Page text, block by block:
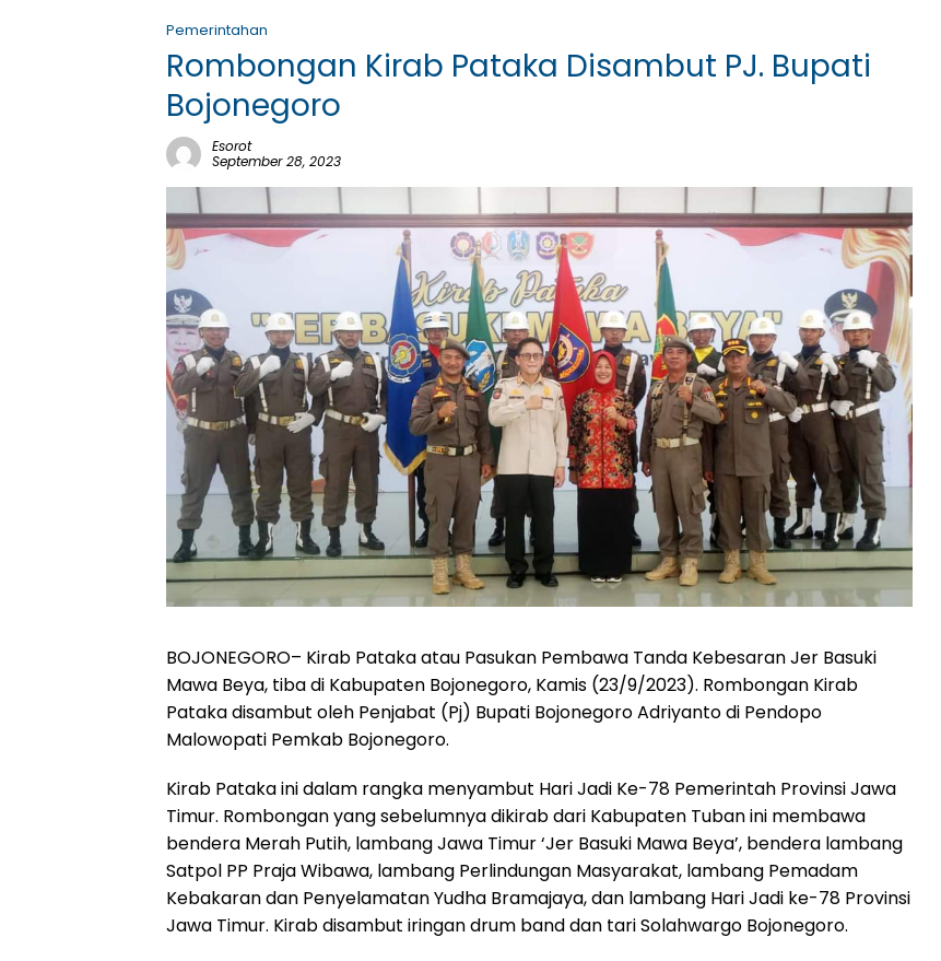
Pemerintahan
Rombongan Kirab Pataka Disambut PJ. Bupati
Bojonegoro
Esorot
September 28, 2023
BOJONEGORO– Kirab Pataka atau Pasukan Pembawa Tanda Kebesaran Jer Basuki
Mawa Beya, tiba di Kabupaten Bojonegoro, Kamis (23/9/2023). Rombongan Kirab
Pataka disambut oleh Penjabat (Pj) Bupati Bojonegoro Adriyanto di Pendopo
Malowopati Pemkab Bojonegoro.
Kirab Pataka ini dalam rangka menyambut Hari Jadi Ke-78 Pemerintah Provinsi Jawa
Timur. Rombongan yang sebelumnya dikirab dari Kabupaten Tuban ini membawa
bendera Merah Putih, lambang Jawa Timur ‘Jer Basuki Mawa Beya’, bendera lambang
Satpol PP Praja Wibawa, lambang Perlindungan Masyarakat, lambang Pemadam
Kebakaran dan Penyelamatan Yudha Bramajaya, dan lambang Hari Jadi ke-78 Provinsi
Jawa Timur. Kirab disambut iringan drum band dan tari Solahwargo Bojonegoro.